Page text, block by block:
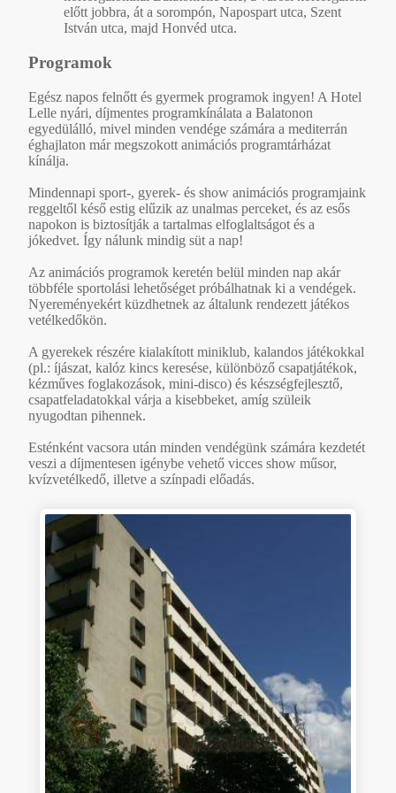
előtt jobbra, át a sorompón, Napospart utca, Szent
István utca, majd Honvéd utca.
Programok
Egész napos felnőtt és gyermek programok ingyen! A Hotel
Lelle nyári, díjmentes programkínálata a Balatonon
egyedülálló, mivel minden vendége számára a mediterrán
éghajlaton már megszokott animációs programtárházat
kínálja.
Mindennapi sport-, gyerek- és show animációs programjaink
reggeltől késő estig elűzik az unalmas perceket, és az esős
napokon is biztosítják a tartalmas elfoglaltságot és a
jókedvet. Így nálunk mindig süt a nap!
Az animációs programok keretén belül minden nap akár
többféle sportolási lehetőséget próbálhatnak ki a vendégek.
Nyereményekért küzdhetnek az általunk rendezett játékos
vetélkedőkön.
A gyerekek részére kialakított miniklub, kalandos játékokkal
(pl.: íjászat, kalóz kincs keresése, különböző csapatjátékok,
kézműves foglakozások, mini-disco) és készségfejlesztő,
csapatfeladatokkal várja a kisebbeket, amíg szüleik
nyugodtan pihennek.
Esténként vacsora után minden vendégünk számára kezdetét
veszi a díjmentesen igénybe vehető vicces show műsor,
kvízvetélkedő, illetve a színpadi előadás.